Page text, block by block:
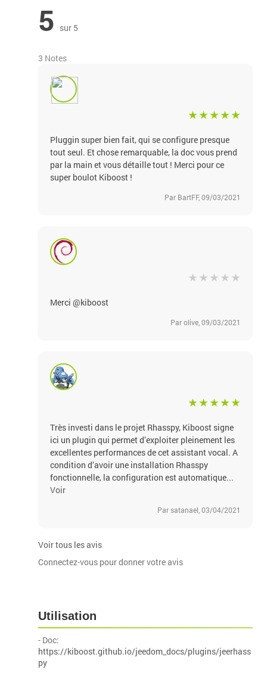
5 sur 5
3 Notes
Pluggin super bien fait, qui se configure presque
tout seul. Et chose remarquable, la doc vous prend
par la main et vous détaille tout ! Merci pour ce
super boulot Kiboost !
Par BartFF, 09/03/2021
Merci @kiboost
Par olive, 09/03/2021
Très investi dans le projet Rhasspy, Kiboost signe
ici un plugin qui permet d’exploiter pleinement les
excellentes performances de cet assistant vocal. A
condition d’avoir une installation Rhasspy
fonctionnelle, la configuration est automatique...
Voir
Par satanael, 03/04/2021
Voir tous les avis
Connectez-vous pour donner votre avis
Utilisation
- Doc:
https://kiboost.github.io/jeedom_docs/plugins/jeerhass
py